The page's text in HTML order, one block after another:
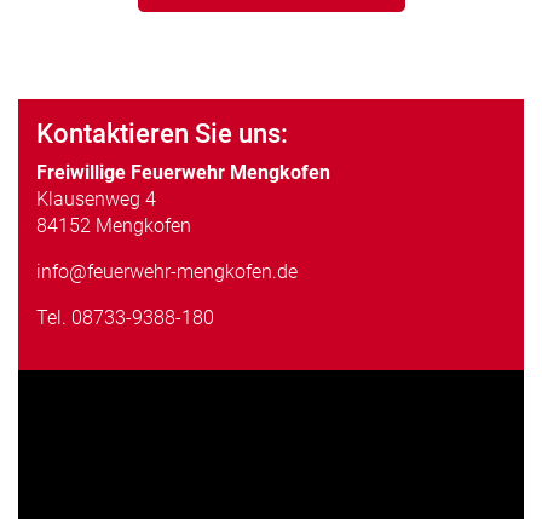
Kontaktieren Sie uns:
Freiwillige Feuerwehr Mengkofen
Klausenweg 4
84152 Mengkofen
info@feuerwehr-mengkofen.de
Tel. 08733-9388-180